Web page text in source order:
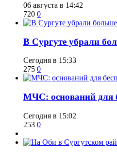
06 августа в 14:42
720 0
​В Сургуте убрали
Сегодня в 15:33
275 0
​МЧС: оснований для
Сегодня в 15:02
253 0